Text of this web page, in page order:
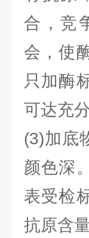
合，竞
会，使
只加酶
可达充
(3)加底
颜色深
表受检
抗原含